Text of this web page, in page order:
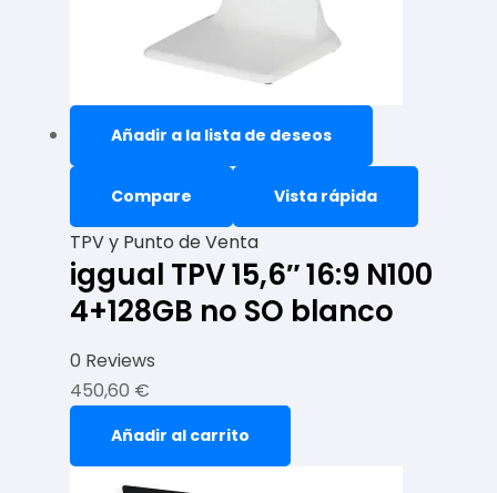
Añadir a la lista de deseos
Compare Vista rápida
TPV y Punto de Venta
iggual TPV 15,6″ 16:9 N100
4+128GB no SO blanco
0 Reviews
450,60 €
Añadir al carrito